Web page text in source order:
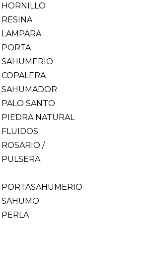
HORNILLO
RESINA
LAMPARA
PORTA
SAHUMERIO
COPALERA
SAHUMADOR
PALO SANTO
PIEDRA NATURAL
FLUIDOS
ROSARIO /
PULSERA
PORTASAHUMERIO
SAHUMO
PERLA